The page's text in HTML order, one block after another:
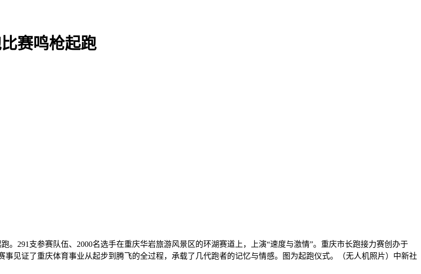
赛鸣枪起跑
。291支参赛队伍、2000名选手在重庆华岩旅游风景区的环湖赛道上，上演“速度与激情”。重庆市长跑接力赛创办于
见证了重庆体育事业从起步到腾飞的全过程，承载了几代跑者的记忆与情感。图为起跑仪式。（无人机照片）中新社